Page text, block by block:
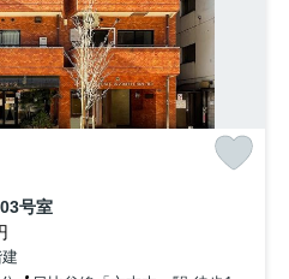
号室